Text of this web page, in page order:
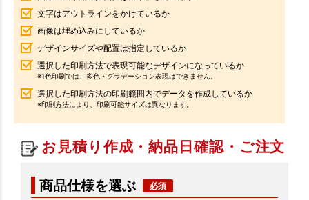
文字はアウトラインをかけているか
画像は埋め込みにしているか
デザインサイズや配置は指定しているか
選択した印刷方法で表現可能なデザインになっているか
※1色印刷では、多色・グラデーション表現はできません。
選択した印刷方法の印刷範囲内でデータを作成しているか
※印刷方法により、印刷可能サイズは異なります。
お見積り作成・納品日確認・ご注文
商品仕様を選ぶ